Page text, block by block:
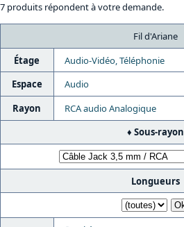
7 produits répondent à votre demande.
Fil d'Ariane
Étage
Audio-Vidéo, Téléphonie
Espace
Audio
Rayon
RCA audio Analogique
Sous-rayon
Longueurs